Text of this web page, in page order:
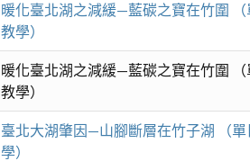
暖化臺北湖之減緩—藍碳之寶在竹圍
教學）
暖化臺北湖之減緩—藍碳之寶在竹圍
教學）
臺北大湖肇因—山腳斷層在竹子湖 （
學）